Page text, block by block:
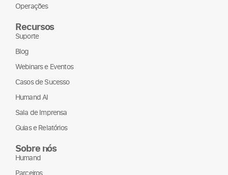
Operações
Recursos
Suporte
Blog
Webinars e Eventos
Casos de Sucesso
Humand AI
Sala de Imprensa
Guias e Relatórios
Sobre nós
Humand
Parceiros